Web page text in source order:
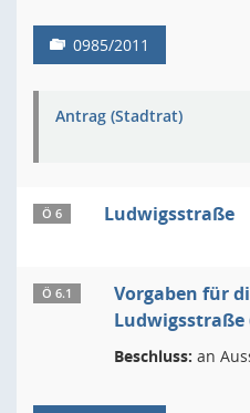
0985/2011
Antrag (Stadtrat)
Ö 6 Ludwigsstraße
Ö 6.1
Vorgaben für
Ludwigsstraße
Beschluss: an